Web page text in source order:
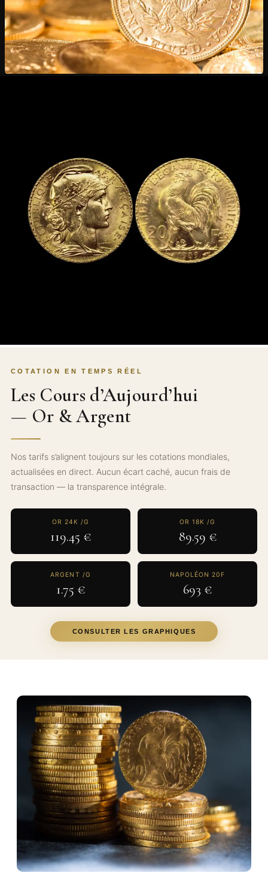
COTATION EN TEMPS RÉEL
Les Cours d’Aujourd’hui
— Or & Argent
Nos tarifs s’alignent toujours sur les cotations mondiales,
actualisées en direct. Aucun écart caché, aucun frais de
transaction — la transparence intégrale.
OR 24K /G
119.45 €
OR 18K /G
89.59 €
ARGENT /G
1.75 €
NAPOLÉON 20F
693 €
CONSULTER LES GRAPHIQUES